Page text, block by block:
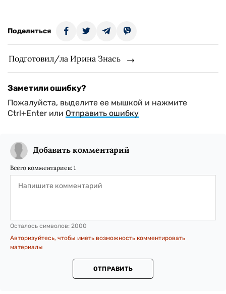
Поделиться
Подготовил/ла Ирина Знась
Заметили ошибку?
Пожалуйста, выделите ее мышкой и нажмите
Ctrl+Enter или Отправить ошибку
Добавить комментарий
Всего комментариев: 1
Осталось символов: 2000
Авторизуйтесь, чтобы иметь возможность комментировать
материалы
ОТПРАВИТЬ